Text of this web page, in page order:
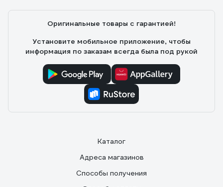
Оригинальные товары с гарантией!
Установите мобильное приложение, чтобы
информация по заказам всегда была под рукой
Каталог
Адреса магазинов
Способы получения